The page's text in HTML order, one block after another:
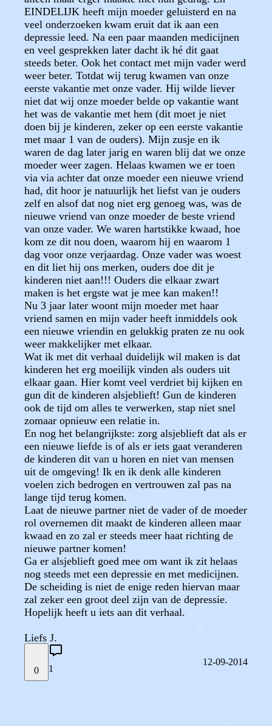
EINDELIJK heeft mijn moeder geluisterd en na
veel onderzoeken kwam eruit dat ik aan een
depressie leed. Na een paar maanden medicijnen
en veel gesprekken later dacht ik hé dit gaat
steeds beter. Ook het contact met mijn vader werd
weer beter. Totdat wij terug kwamen van onze
eerste vakantie met onze vader. Hij wilde liever
niet dat wij onze moeder belde op vakantie want
het was de vakantie met hem (dit moet je niet
doen bij je kinderen, zeker op een eerste vakantie
met maar 1 van de ouders). Mijn zusje en ik
waren de dag later jarig en waren blij dat we onze
moeder weer zagen. Helaas kwamen we er toen
via via achter dat onze moeder een nieuwe vriend
had, dit hoor je natuurlijk het liefst van je ouders
zelf en alsof dat nog niet erg genoeg was, was de
nieuwe vriend van onze moeder de beste vriend
van onze vader. We waren hartstikke kwaad, hoe
kom ze dit nou doen, waarom hij en waarom 1
dag voor onze verjaardag. Onze vader was woest
en dit liet hij ons merken, ouders doe dit je
kinderen niet aan!!! Ouders die elkaar zwart
maken is het ergste wat je mee kan maken!!
Nu 3 jaar later woont mijn moeder met haar
vriend samen en mijn vader heeft inmiddels ook
een nieuwe vriendin en gelukkig praten ze nu ook
weer makkelijker met elkaar.
Wat ik met dit verhaal duidelijk wil maken is dat
kinderen het erg moeilijk vinden als ouders uit
elkaar gaan. Hier komt veel verdriet bij kijken en
gun dit de kinderen alsjeblieft! Gun de kinderen
ook de tijd om alles te verwerken, stap niet snel
zomaar opnieuw een relatie in.
En nog het belangrijkste: zorg alsjeblieft dat als er
een nieuwe liefde is of als er iets gaat veranderen
de kinderen dit van u horen en niet van mensen
uit de omgeving! Ik en ik denk alle kinderen
voelen zich bedrogen en vertrouwen zal pas na
lange tijd terug komen.
Laat de nieuwe partner niet de vader of de moeder
rol overnemen dit maakt de kinderen alleen maar
kwaad en zo zal er steeds meer haat richting de
nieuwe partner komen!
Ga er alsjeblieft goed mee om want ik zit helaas
nog steeds met een depressie en met medicijnen.
De scheiding is niet de enige reden hiervan maar
zal zeker een groot deel zijn van de depressie.
Hopelijk heeft u iets aan dit verhaal.
Liefs J.
0 1
12-09-2014